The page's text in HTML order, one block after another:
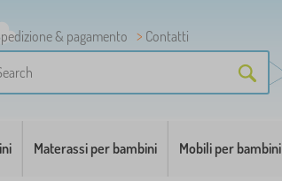
& pagamento
Contatti
Materassi per bambini Mobili per bambini